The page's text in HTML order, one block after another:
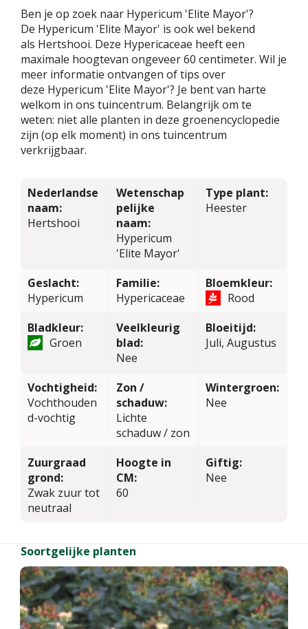
Ben je op zoek naar Hypericum 'Elite Mayor'?
De Hypericum 'Elite Mayor' is ook wel bekend
als Hertshooi. Deze Hypericaceae heeft een
maximale hoogtevan ongeveer 60 centimeter. Wil je
meer informatie ontvangen of tips over
deze Hypericum 'Elite Mayor'? Je bent van harte
welkom in ons tuincentrum. Belangrijk om te
weten: niet alle planten in deze groenencyclopedie
zijn (op elk moment) in ons tuincentrum
verkrijgbaar.
Nederlandse
naam:
Hertshooi
Wetenschap
pelijke
naam:
Hypericum
'Elite Mayor'
Type plant:
Heester
Geslacht:
Hypericum
Familie:
Hypericaceae
Bloemkleur:
Rood
Bladkleur:
Groen
Veelkleurig
blad:
Nee
Bloeitijd:
Juli, Augustus
Vochtigheid:
Vochthouden
d-vochtig
Zon /
schaduw:
Lichte
schaduw / zon
Wintergroen:
Nee
Zuurgraad
grond:
Zwak zuur tot
neutraal
Hoogte in
CM:
60
Giftig:
Nee
Soortgelijke planten